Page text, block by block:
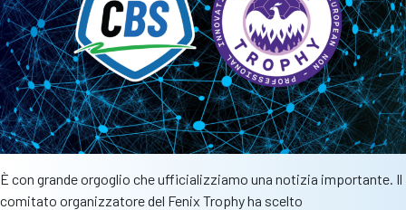
Fenix
Trophy
È con grande orgoglio che ufficializziamo una notizia importante. Il
comitato organizzatore del Fenix Trophy ha scelto